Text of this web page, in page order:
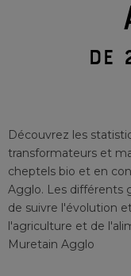
DE
Découvrez les
transformateurs et
cheptels bio et en
Agglo. Les différents
de suivre l'évolution
l'agriculture et de
Muretain Agglo